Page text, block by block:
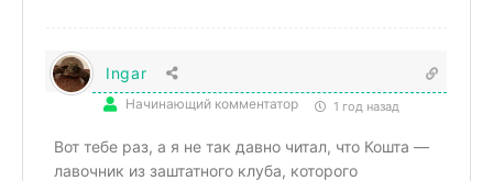
Ingar
Начинающий комментатор 1 год назад
Вот тебе раз, а я не так давно читал, что Кошта —
лавочник из заштатного клуба, которого